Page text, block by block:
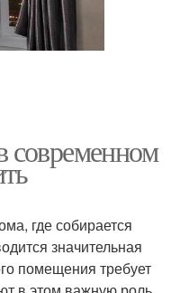
где собирается
значительная
помещения требует